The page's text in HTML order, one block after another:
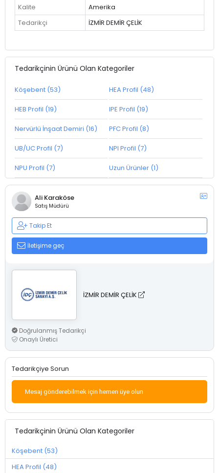
Kalite
Amerika
Tedarikçi
İZMİR DEMİR ÇELİK
Tedarikçinin Ürünü Olan Kategoriler
Köşebent (53) HEA Profil (48)
HEB Profil (19) IPE Profil (19)
Nervürlü İnşaat Demiri (16) PFC Profil (8)
UB/UC Profil (7) NPI Profil (7)
NPU Profil (7) Uzun Ürünler (1)
Ali Karaköse
Satış Müdürü
Takip Et
İletişime geç
İZMİR DEMİR ÇELİK
Doğrulanmış Tedarikçi
Onaylı Üretici
Tedarikçiye Sorun
Mesaj gönderebilmek için hemen üye olun
Tedarikçinin Ürünü Olan Kategoriler
Köşebent (53)
HEA Profil (48)